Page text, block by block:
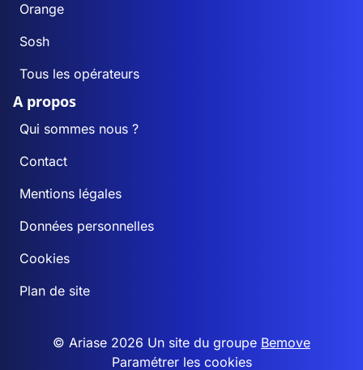
Orange
Sosh
Tous les opérateurs
A propos
Qui sommes nous ?
Contact
Mentions légales
Données personnelles
Cookies
Plan de site
© Ariase 2026 Un site du groupe Bemove
Paramétrer les cookies